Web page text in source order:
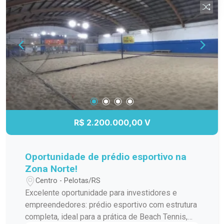
mais. Localização privilegiada, próximo ao
Parque Una, Shopping Pelotas e ao centro da
cidade. Agende sua visita e conheça este
excelente imóvel!
R$ 2.200.000,00 V
Oportunidade de prédio esportivo na
Zona Norte!
Centro - Pelotas/RS
Excelente oportunidade para investidores e
empreendedores: prédio esportivo com estrutura
completa, ideal para a prática de Beach Tennis,